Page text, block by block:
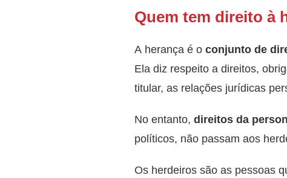
Quem tem direito à
A herança é o conjunto de
Ela diz respeito a direitos,
titular, as relações jurídicas
No entanto, direitos da
políticos, não passam aos
Os herdeiros são as pessoas